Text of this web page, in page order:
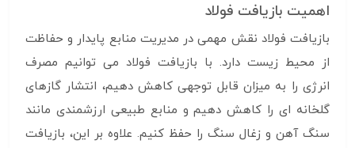
اهمیت بازیافت فولاد
بازیافت فولاد نقش مهمی در مدیریت منابع پایدار و حفاظت
از محیط زیست دارد. با بازیافت فولاد می توانیم مصرف
انرژی را به میزان قابل توجهی کاهش دهیم، انتشار گازهای
گلخانه ای را کاهش دهیم و منابع طبیعی ارزشمندی مانند
سنگ آهن و زغال سنگ را حفظ کنیم. علاوه بر این، بازیافت